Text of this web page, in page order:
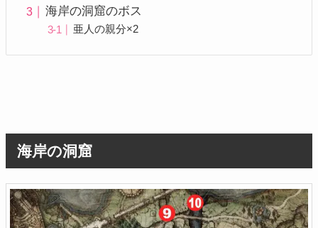
海岸の洞窟のボス
亜人の親分×2
海岸の洞窟